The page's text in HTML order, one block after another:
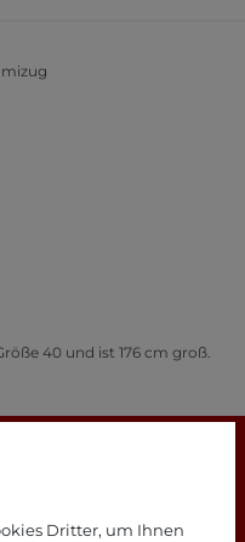
Dritter, um Ihnen
40 und ist 176 cm groß.